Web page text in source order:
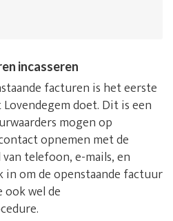
incasseren
facturen is het eerste
doet. Dit is een
mogen op
opnemen met de
telefoon, e-mails, en
in om de openstaande factuur
wel de